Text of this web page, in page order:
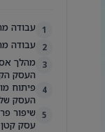
1 עבודה
2 עבודה
3
מהלך
העסק
4
פיתוח
העסק
5
עסק קטן